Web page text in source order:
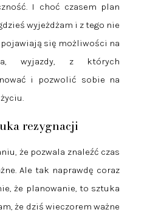
I choć czasem plan
wyjeżdżam i z tego nie
pojawiają się możliwości na
wyjazdy, z których
i pozwolić sobie na
rezygnacji
że pozwala znaleźć czas
Ale tak naprawdę coraz
że planowanie, to sztuka
że dziś wieczorem ważne